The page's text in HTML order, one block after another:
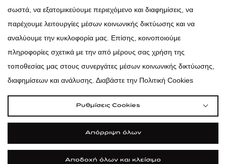
| Πολιτική Cookies | Κώδικας Δεοντολογίας
σωστά, να εξατομικεύουμε περιεχόμενο και διαφημίσεις, να
παρέχουμε λειτουργίες μέσων κοινωνικής δικτύωσης και να
αναλύουμε την κυκλοφορία μας. Επίσης, κοινοποιούμε
πληροφορίες σχετικά με την από μέρους σας χρήση της
τοποθεσίας μας στους συνεργάτες μέσων κοινωνικής δικτύωσης,
διαφημίσεων και ανάλυσης. Διαβάστε την Πολιτική Cookies
Ρυθμίσεις Cookies
Απόρριψη όλων
Αποδοχή όλων και κλείσιμο